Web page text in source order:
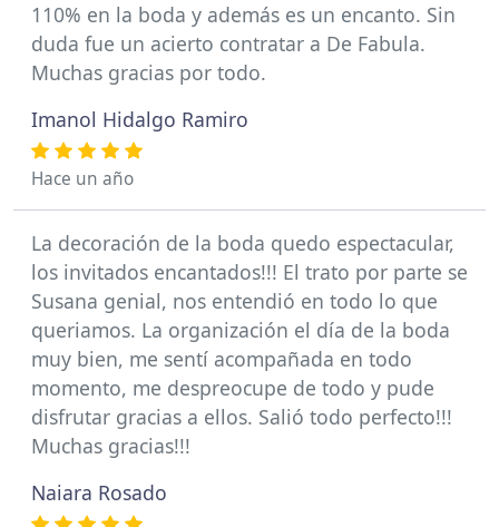
110% en la boda y además es un encanto. Sin
duda fue un acierto contratar a De Fabula.
Muchas gracias por todo.
Imanol Hidalgo Ramiro
Hace un año
La decoración de la boda quedo espectacular,
los invitados encantados!!! El trato por parte se
Susana genial, nos entendió en todo lo que
queriamos. La organización el día de la boda
muy bien, me sentí acompañada en todo
momento, me despreocupe de todo y pude
disfrutar gracias a ellos. Salió todo perfecto!!!
Muchas gracias!!!
Naiara Rosado